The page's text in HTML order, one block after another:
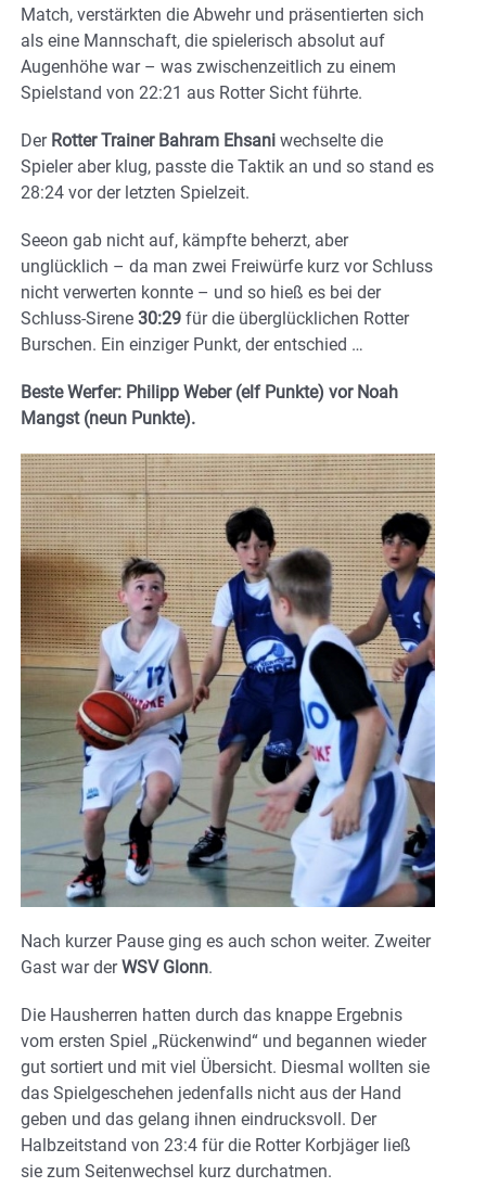
Match, verstärkten die Abwehr und präsentierten sich
als eine Mannschaft, die spielerisch absolut auf
Augenhöhe war – was zwischenzeitlich zu einem
Spielstand von 22:21 aus Rotter Sicht führte.
Der Rotter Trainer Bahram Ehsani wechselte die
Spieler aber klug, passte die Taktik an und so stand es
28:24 vor der letzten Spielzeit.
Seeon gab nicht auf, kämpfte beherzt, aber
unglücklich – da man zwei Freiwürfe kurz vor Schluss
nicht verwerten konnte – und so hieß es bei der
Schluss-Sirene 30:29 für die überglücklichen Rotter
Burschen. Ein einziger Punkt, der entschied …
Beste Werfer: Philipp Weber (elf Punkte) vor Noah
Mangst (neun Punkte).
Nach kurzer Pause ging es auch schon weiter. Zweiter
Gast war derWSV Glonn.
Die Hausherren hatten durch das knappe Ergebnis
vom ersten Spiel „Rückenwind“ und begannen wieder
gut sortiert und mit viel Übersicht. Diesmal wollten sie
das Spielgeschehen jedenfalls nicht aus der Hand
geben und das gelang ihnen eindrucksvoll. Der
Halbzeitstand von 23:4 für die Rotter Korbjäger ließ
sie zum Seitenwechsel kurz durchatmen.